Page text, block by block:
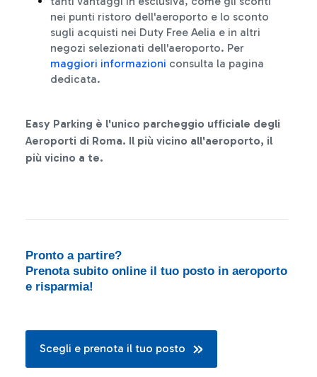
nei punti ristoro dell'aeroporto e lo sconto
sugli acquisti nei Duty Free Aelia e in altri
negozi selezionati dell'aeroporto. Per
maggiori informazioni consulta la pagina
dedicata.
Easy Parking è l'unico parcheggio ufficiale degli
Aeroporti di Roma. Il più vicino all'aeroporto, il
più vicino a te.
Pronto a partire?
Prenota subito online il tuo posto in aeroporto
e risparmia!
Scegli e prenota il tuo posto